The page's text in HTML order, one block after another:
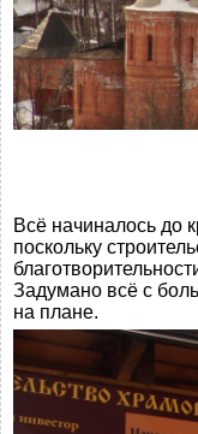
Всё начиналось до
поскольку
Задумано всё с
на плане.